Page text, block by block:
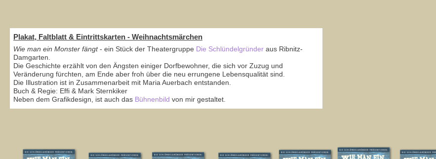
Plakat, Faltblatt & Eintrittskarten - Weihnachtsmärchen
Wie man ein Monster fängt- ein Stück der Theatergruppe Die Schlündelgründer aus Ribnitz-
Damgarten.
Die Geschichte erzählt von den Ängsten einiger Dorfbewohner, die sich vor Zuzug und
Veränderung fürchten, am Ende aber froh über die neu errungene Lebensqualität sind.
Die Illustration ist in Zusammenarbeit mit Maria Auerbach entstanden.
Buch & Regie: Effi & Mark Sternkiker
Neben dem Grafikdesign, ist auch das Bühnenbild von mir gestaltet.